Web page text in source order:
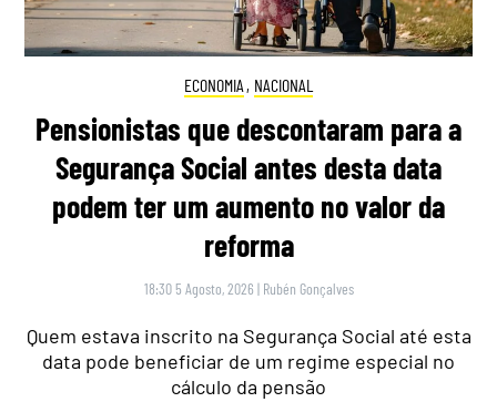
ECONOMIA , NACIONAL
Pensionistas que descontaram para a
Segurança Social antes desta data
podem ter um aumento no valor da
reforma
18:30 5 Agosto, 2026 | Rubén Gonçalves
Quem estava inscrito na Segurança Social até esta
data pode beneficiar de um regime especial no
cálculo da pensão